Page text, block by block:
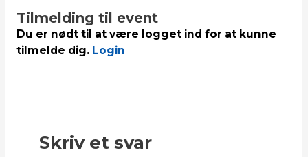
Tilmelding til event
Du er nødt til at være logget ind for at kunne
tilmelde dig. Login
Skriv et svar